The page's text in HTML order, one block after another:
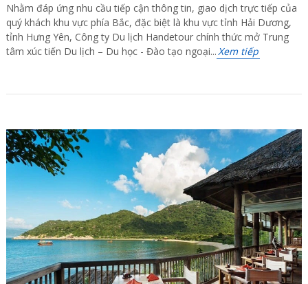
Nhằm đáp ứng nhu cầu tiếp cận thông tin, giao dịch trực tiếp của
quý khách khu vực phía Bắc, đặc biệt là khu vực tỉnh Hải Dương,
tỉnh Hưng Yên, Công ty Du lịch Handetour chính thức mở Trung
tâm xúc tiến Du lịch – Du học - Đào tạo ngoại... Xem tiếp